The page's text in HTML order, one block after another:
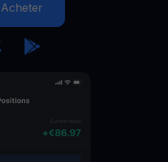
Acheter